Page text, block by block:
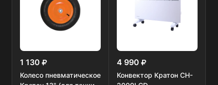
1 130
Колесо пневматическое
4 990
Конвектор Кратон CH-